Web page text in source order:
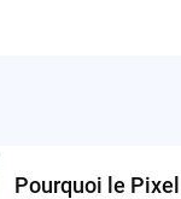
Pourquoi le